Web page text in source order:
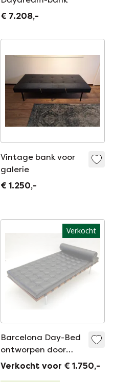
€ 7.208,-
Vintage bank voor
galerie
€ 1.250,-
Verkocht
Barcelona Day-Bed
ontworpen door
Mies van der Rohe,
Verkocht voor € 1.750,-